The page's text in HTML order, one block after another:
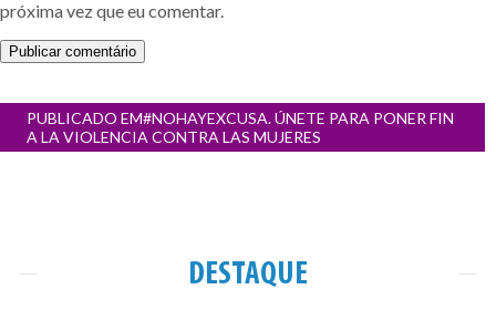
próxima vez que eu comentar.
Navegação
artigos
PUBLICADO EM#NOHAYEXCUSA. ÚNETE PARA PONER FIN
A LA VIOLENCIA CONTRA LAS MUJERES
DESTAQUE